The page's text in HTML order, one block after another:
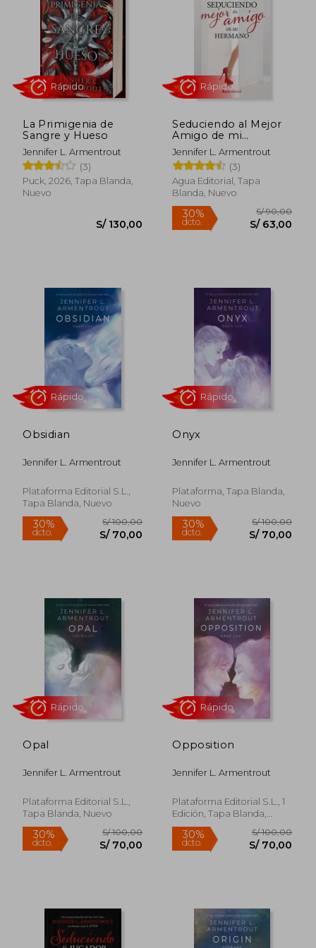
dcto. S/ 77,00 dcto. S/
dcto. S/ 77,00
Rápido
dcto.
Rápido
La Primigenia de
Sangre y Hueso
Jennifer L. Armentrout
(3)
Puck, 2026, Tapa Blanda,
Nuevo
S/ 130,00
Rápido
Seduciendo al Mejor
Amigo de mi
Hermano
Jennifer L. Armentrout
(3)
Agua Editorial, Tapa
Blanda, Nuevo
30%
dcto. S/
Rápido
Obsidian
Jennifer L. Armentrout
Plataforma Editorial S.L.,
Tapa Blanda, Nuevo
Onyx
Jennifer L. Armentrout
Plataforma, Tapa Blanda,
Nuevo
Opal
Jennifer L. Armentrout
Plataforma Editorial S.L.,
Tapa Blanda, Nuevo
Opposition
Jennifer L. Armentrout
Plataforma Editorial S.L., 1
Edición, Tapa Blanda,
Nuevo